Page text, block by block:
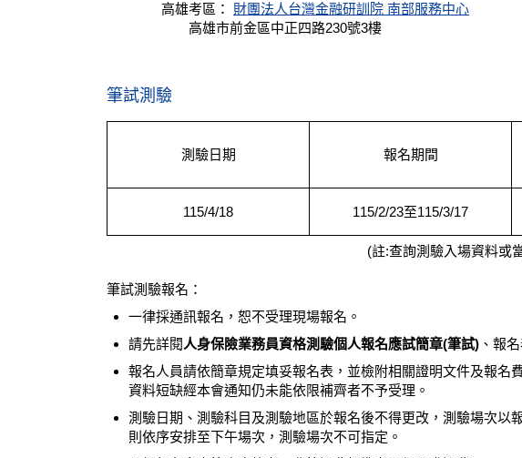
高雄考區： 財團法人台灣金融研訓院 南部服務中心
高雄市前金區中正四路230號3樓
筆試測驗
測驗日期 報名期間
115/4/18 115/2/23至115/3/17
(註:查詢測驗入場資料或
筆試測驗報名：
一律採通訊報名，恕不受理現場報名。
請先詳閱 人身保險業務員資格測驗個人報名應試簡章(筆試) 、報
報名人員請依簡章規定填妥報名表，並檢附相關證明文件及報
資料短缺經本會通知仍未能依限補齊者不予受理。
測驗日期、測驗科目及測驗地區於報名後不得更改，測驗場次
則依序安排至下午場次，測驗場次不可指定。